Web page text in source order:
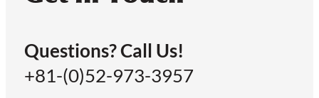
Questions? Call Us!
+81-(0)52-973-3957